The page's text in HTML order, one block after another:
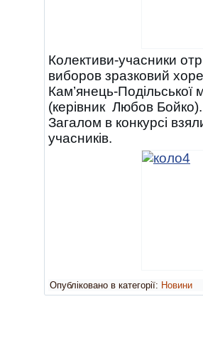
Колективи-учасники
виборов зразковий
Кам’янець-Подільської
(керівник Любов Бойко).
Загалом в конкурсі
учасників.
Опубліковано в категорії: Новини